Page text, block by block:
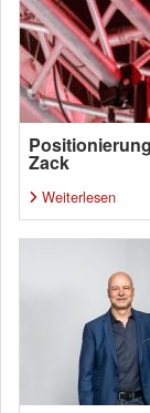
Zack
Weiterlesen